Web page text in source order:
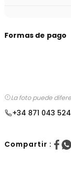
Formas de pago
La foto puede
+34 871 043 524
Compartir :